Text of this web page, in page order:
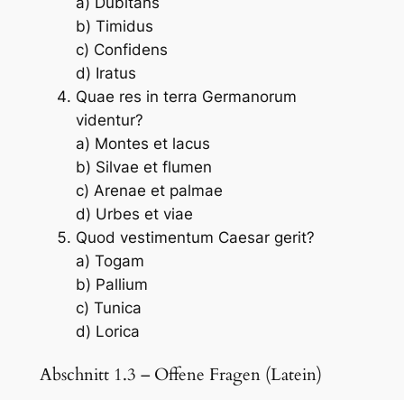
b) Timidus
c) Confidens
d) Iratus
Quae res in terra Germanorum
videntur?
a) Montes et lacus
b) Silvae et flumen
c) Arenae et palmae
d) Urbes et viae
Quod vestimentum Caesar gerit?
a) Togam
b) Pallium
c) Tunica
d) Lorica
Abschnitt 1.3 – Offene Fragen (Latein)